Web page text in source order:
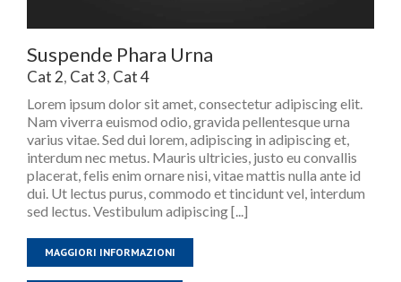
Suspende Phara Urna
Cat 2, Cat 3, Cat 4
Lorem ipsum dolor sit amet, consectetur adipiscing elit.
Nam viverra euismod odio, gravida pellentesque urna
varius vitae. Sed dui lorem, adipiscing in adipiscing et,
interdum nec metus. Mauris ultricies, justo eu convallis
placerat, felis enim ornare nisi, vitae mattis nulla ante id
dui. Ut lectus purus, commodo et tincidunt vel, interdum
sed lectus. Vestibulum adipiscing [...]
MAGGIORI INFORMAZIONI